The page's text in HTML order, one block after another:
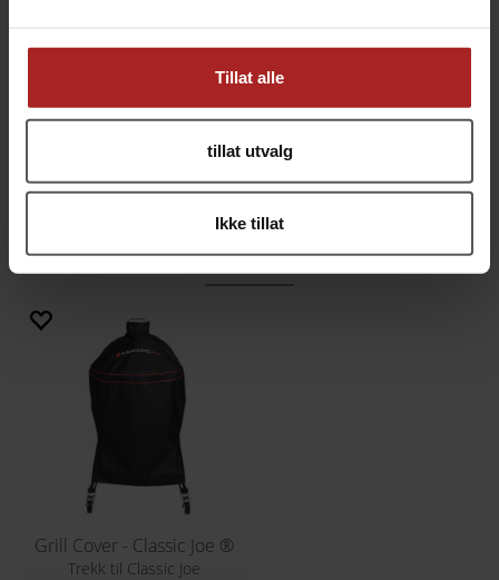
Tillat alle
tillat utvalg
Ikke tillat
Les mer om Kamado Joe her
TEKNISK INFO
Bruksområde BBQ
ALTERNATIVER
Grill Cover - Classic Joe ®
Trekk til Classic Joe